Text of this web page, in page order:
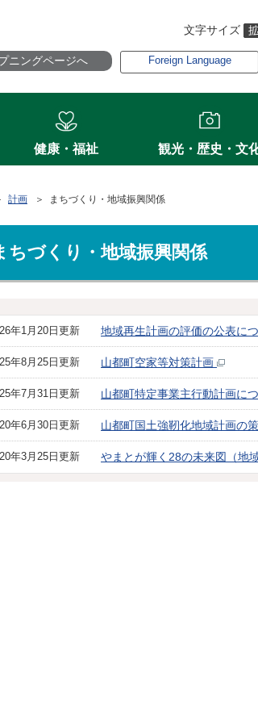
文字サイズ
ニングページへ Foreign Language
健康・福祉 観光・歴史・文
計画 ＞ まちづくり・地域振興関係
ちづくり・地域振興関係
年1月20日更新 地域再生計画の評価の公表に
年8月25日更新 山都町空家等対策計画
年7月31日更新 山都町特定事業主行動計画に
年6月30日更新 山都町国土強靭化地域計画の
年3月25日更新 やまとが輝く28の未来図（地